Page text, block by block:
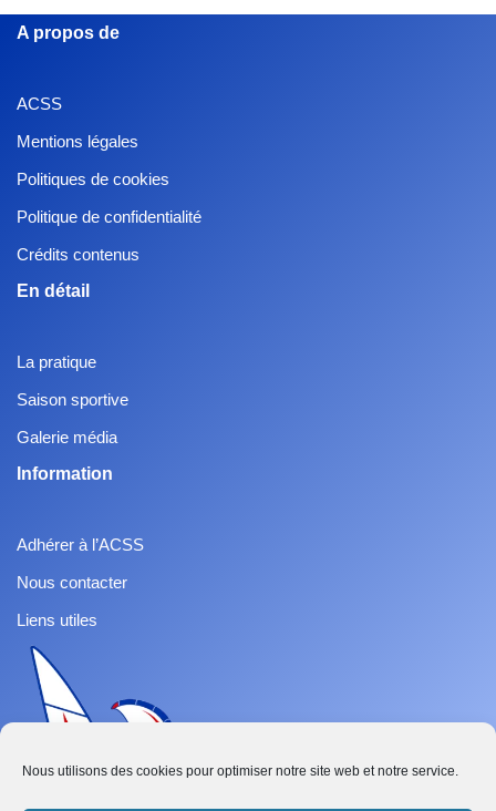
Nous utilisons des cookies pour optimiser notre site web et notre service.
A propos de
ACSS
Mentions légales
Politiques de cookies
Politique de confidentialité
Crédits contenus
En détail
La pratique
Saison sportive
Galerie média
Information
Adhérer à l’ACSS
Nous contacter
Liens utiles